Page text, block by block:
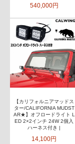
540,000円
【カリフォルニアマッドス
ター/CALIFORNIA MUDST
AR★】オフロードライト L
ED 2×2インチ 24W 2個入
ハーネス付き |
14,100円